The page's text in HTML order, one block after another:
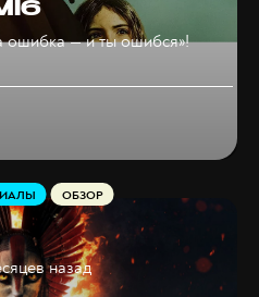
ошибка — и ты ошибся»!
ОБЗОР
назад